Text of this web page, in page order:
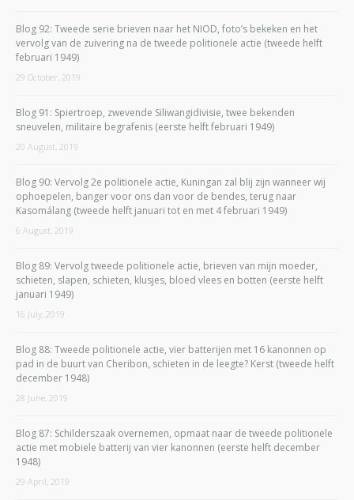
Blog 92: Tweede serie brieven naar het NIOD, foto’s bekeken en het
vervolg van de zuivering na de tweede politionele actie (tweede helft
februari 1949)
29 October, 2019
Blog 91: Spiertroep, zwevende Siliwangidivisie, twee bekenden
sneuvelen, militaire begrafenis (eerste helft februari 1949)
20 August, 2019
Blog 90: Vervolg 2e politionele actie, Kuningan zal blij zijn wanneer wij
ophoepelen, banger voor ons dan voor de bendes, terug naar
Kasomálang (tweede helft januari tot en met 4 februari 1949)
6 August, 2019
Blog 89: Vervolg tweede politionele actie, brieven van mijn moeder,
schieten, slapen, schieten, klusjes, bloed vlees en botten (eerste helft
januari 1949)
16 July, 2019
Blog 88: Tweede politionele actie, vier batterijen met 16 kanonnen op
pad in de buurt van Cheribon, schieten in de leegte? Kerst (tweede helft
december 1948)
28 June, 2019
Blog 87: Schilderszaak overnemen, opmaat naar de tweede politionele
actie met mobiele batterij van vier kanonnen (eerste helft december
1948)
29 April, 2019